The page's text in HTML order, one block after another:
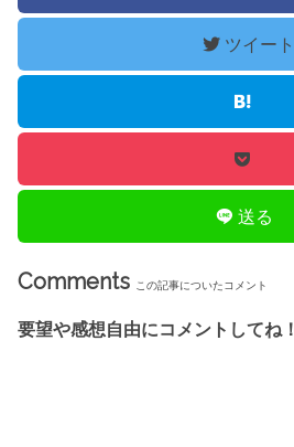
ツイート
送る
Comments この記事についたコメント
要望や感想自由にコメントしてね！